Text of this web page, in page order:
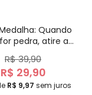
Quando
pedra, atire a
primeira flor
R$ 39,90
R$ 29,90
R$ 9,97 sem juros